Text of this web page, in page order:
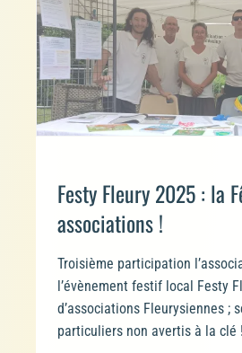
Festy Fleury 2025 : la
associations !
Troisième participation
l’évènement festif local Festy
d’associations Fleurysiennes ;
particuliers non avertis à la clé !